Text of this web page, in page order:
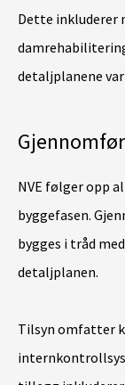
Dette inkluderer
detaljplanene
NVE følger opp
byggefasen.
bygges i tråd
detaljplanen.
Tilsyn omfatter